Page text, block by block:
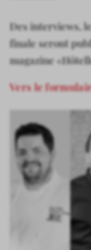
Des interviews,
finale seront
magazine
Vers le